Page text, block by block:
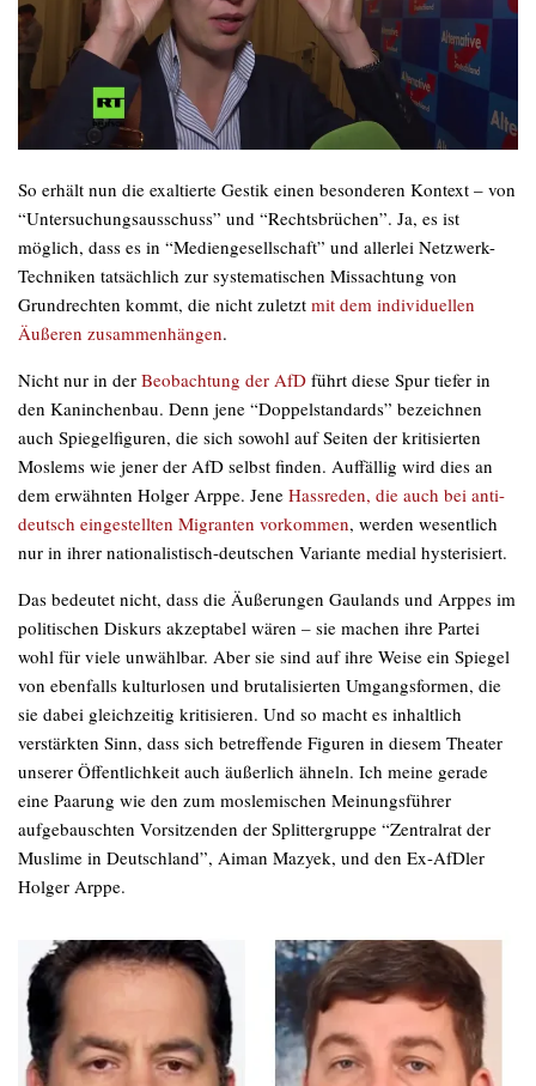
So erhält nun die exaltierte Gestik einen besonderen Kontext – von
“Untersuchungsausschuss” und “Rechtsbrüchen”. Ja, es ist
möglich, dass es in “Mediengesellschaft” und allerlei Netzwerk-
Techniken tatsächlich zur systematischen Missachtung von
Grundrechten kommt, die nicht zuletzt mit dem individuellen
Äußeren zusammenhängen.
Nicht nur in der Beobachtung der AfD führt diese Spur tiefer in
den Kaninchenbau. Denn jene “Doppelstandards” bezeichnen
auch Spiegelfiguren, die sich sowohl auf Seiten der kritisierten
Moslems wie jener der AfD selbst finden. Auffällig wird dies an
dem erwähnten Holger Arppe. Jene Hassreden, die auch bei anti-
deutsch eingestellten Migranten vorkommen, werden wesentlich
nur in ihrer nationalistisch-deutschen Variante medial hysterisiert.
Das bedeutet nicht, dass die Äußerungen Gaulands und Arppes im
politischen Diskurs akzeptabel wären – sie machen ihre Partei
wohl für viele unwählbar. Aber sie sind auf ihre Weise ein Spiegel
von ebenfalls kulturlosen und brutalisierten Umgangsformen, die
sie dabei gleichzeitig kritisieren. Und so macht es inhaltlich
verstärkten Sinn, dass sich betreffende Figuren in diesem Theater
unserer Öffentlichkeit auch äußerlich ähneln. Ich meine gerade
eine Paarung wie den zum moslemischen Meinungsführer
aufgebauschten Vorsitzenden der Splittergruppe “Zentralrat der
Muslime in Deutschland”, Aiman Mazyek, und den Ex-AfDler
Holger Arppe.